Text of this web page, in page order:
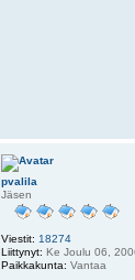
pvalila
Jäsen
Viestit: 18274
Liittynyt: Ke Joulu 06,
Paikkakunta: Vantaa